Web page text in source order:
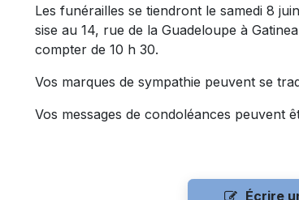
Les funérailles se tiendront le samedi 8
sise au 14, rue de la Guadeloupe à
compter de 10 h 30.
Vos marques de sympathie peuvent se
Vos messages de condoléances peuvent
Écrire